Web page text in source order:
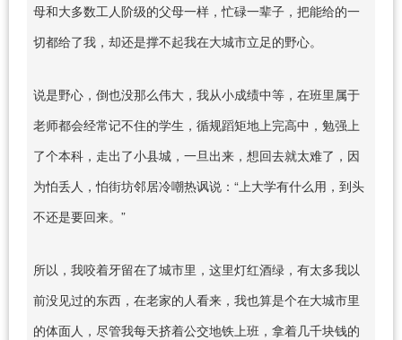
母和大多数工人阶级的父母一样，忙碌一辈子，把能给的一
切都给了我，却还是撑不起我在大城市立足的野心。
说是野心，倒也没那么伟大，我从小成绩中等，在班里属于
老师都会经常记不住的学生，循规蹈矩地上完高中，勉强上
了个本科，走出了小县城，一旦出来，想回去就太难了，因
为怕丢人，怕街坊邻居冷嘲热讽说：“上大学有什么用，到头
不还是要回来。”
所以，我咬着牙留在了城市里，这里灯红酒绿，有太多我以
前没见过的东西，在老家的人看来，我也算是个在大城市里
的体面人，尽管我每天挤着公交地铁上班，拿着几千块钱的